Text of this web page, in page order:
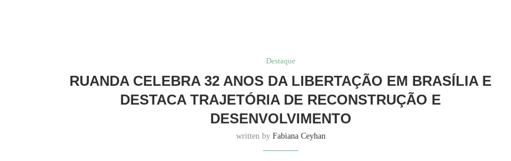
Destaque
RUANDA CELEBRA 32 ANOS DA LIBERTAÇÃO EM BRASÍLIA E
DESTACA TRAJETÓRIA DE RECONSTRUÇÃO E
DESENVOLVIMENTO
written by Fabiana Ceyhan